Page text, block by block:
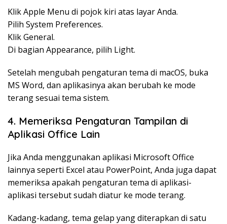
Klik Apple Menu di pojok kiri atas layar Anda.
Pilih System Preferences.
Klik General.
Di bagian Appearance, pilih Light.
Setelah mengubah pengaturan tema di macOS, buka
MS Word, dan aplikasinya akan berubah ke mode
terang sesuai tema sistem.
4. Memeriksa Pengaturan Tampilan di
Aplikasi Office Lain
Jika Anda menggunakan aplikasi Microsoft Office
lainnya seperti Excel atau PowerPoint, Anda juga dapat
memeriksa apakah pengaturan tema di aplikasi-
aplikasi tersebut sudah diatur ke mode terang.
Kadang-kadang, tema gelap yang diterapkan di satu